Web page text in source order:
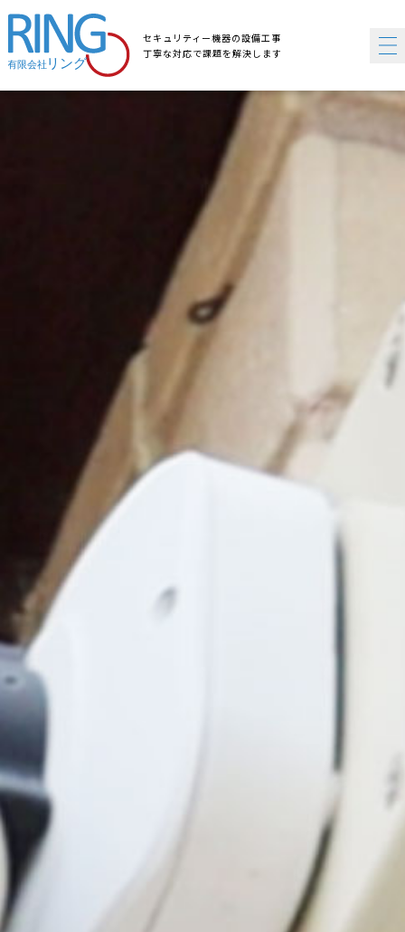
セキュリティー機器の設備工事
丁寧な対応で課題を解決します